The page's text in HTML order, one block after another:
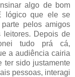
algo de bom
lógico que ele se
pelos amigos
leitores. Depois de
tudo prá cá,
a audiência cairia
ter sido justamente
pessoas, interagi